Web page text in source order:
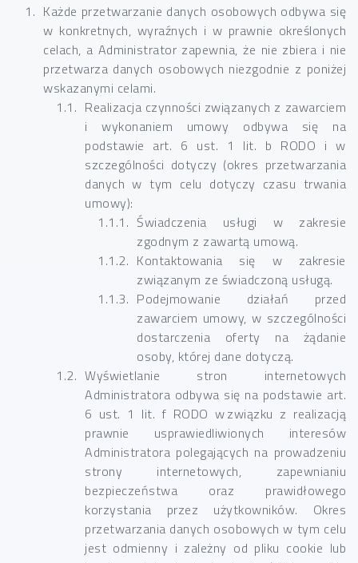
Każde przetwarzanie danych osobowych odbywa się
w konkretnych, wyraźnych i w prawnie określonych
celach, a Administrator zapewnia, że nie zbiera i nie
przetwarza danych osobowych niezgodnie z poniżej
wskazanymi celami.
Realizacja czynności związanych z zawarciem
i wykonaniem umowy odbywa się na
podstawie art. 6 ust. 1 lit. b RODO i w
szczególności dotyczy (okres przetwarzania
danych w tym celu dotyczy czasu trwania
umowy):
Świadczenia usługi w zakresie
zgodnym z zawartą umową.
Kontaktowania się w zakresie
związanym ze świadczoną usługą.
Podejmowanie działań przed
zawarciem umowy, w szczególności
dostarczenia oferty na żądanie
osoby, której dane dotyczą.
Wyświetlanie stron internetowych
Administratora odbywa się na podstawie art.
6 ust. 1 lit. f RODO w związku z realizacją
prawnie usprawiedliwionych interesów
Administratora polegających na prowadzeniu
strony internetowych, zapewnianiu
bezpieczeństwa oraz prawidłowego
korzystania przez użytkowników. Okres
przetwarzania danych osobowych w tym celu
jest odmienny i zależny od pliku cookie lub